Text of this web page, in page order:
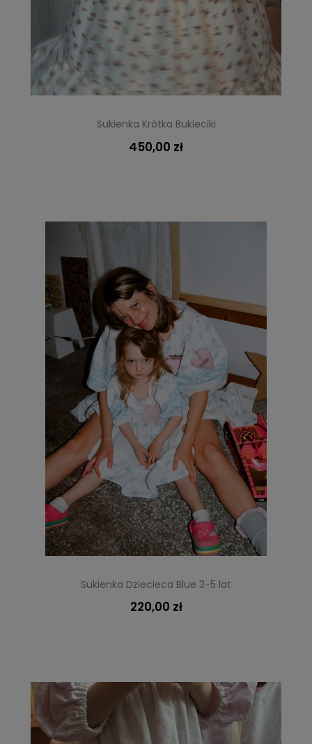
Sukienka Krótka Bukieciki
450,00 zł
Sukienka Dziecieca Blue 3-5 lat
220,00 zł